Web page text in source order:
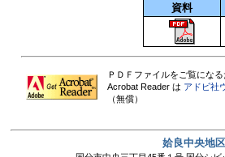
資料
ＰＤＦファイルをご覧にな
Acrobat Reader は アドビ社
（無償）
姶良中央地